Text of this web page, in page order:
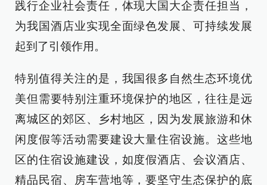
践行企业社会责任，体现大国大企责任担当，
为我国酒店业实现全面绿色发展、可持续发展
起到了引领作用。
特别值得关注的是，我国很多自然生态环境优
美但需要特别注重环境保护的地区，往往是远
离城区的郊区、乡村地区，因为发展旅游和休
闲度假等活动需要建设大量住宿设施。这些地
区的住宿设施建设，如度假酒店、会议酒店、
精品民宿、房车营地等，要坚守生态保护的底